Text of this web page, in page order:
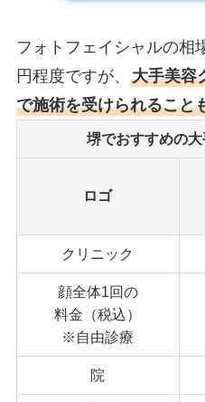
フォトフェイシャルの相
円程度ですが、 大手美容
で施術を受けられること
堺でおすすめの
ロゴ
クリニック
顔全体1回の
料金（税込）
※自由診療
院